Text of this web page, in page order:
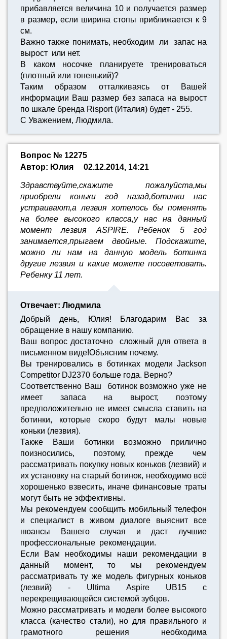
прибавляется величина 10 и получается размер
в размер, если ширина стопы приближается к 9
см.
Важно также понимать, необходим ли запас на
вырост или нет.
В каком носочке планируете тренироваться
(плотный или тоненький)?
Таким образом отталкиваясь от Вашей
информации Ваш размер без запаса на вырост
по шкале бренда Risport (Италия) будет - 255.
С Уважением, Людмила.
Вопрос № 12275
Автор: Юлия
02.12.2014, 14:21
Здравствуйте,скажите пожалуйста,мы
приобрели коньки год назад,ботинки нас
устраивают,а лезвия хотелось бы поменять
на более высокого класса,у нас на данный
момент лезвия ASPIRE. Ребенок 5 год
занимается,прыгаем двойные. Подскажите,
можно ли нам на данную модель ботинка
другие лезвия и какие можете посоветовать.
Ребенку 11 лет.
Отвечает: Людмила
Добрый день, Юлия! Благодарим Вас за
обращение в нашу компанию.
Ваш вопрос достаточно сложный для ответа в
письменном виде!Объясним почему.
Вы тренировались в ботинках модели Jackson
Competitor DJ2370 больше года. Верно?
Соответственно Ваш ботинок возможно уже не
имеет запаса на вырост, поэтому
предположительно не имеет смысла ставить на
ботинки, которые скоро будут малы новые
коньки (лезвия).
Также Ваши ботинки возможно прилично
поизносились, поэтому, прежде чем
рассматривать покупку новых коньков (лезвий) и
их установку на старый ботинок, необходимо всё
хорошенько взвесить, иначе финансовые траты
могут быть не эффективны.
Мы рекомендуем сообщить мобильный телефон
и специалист в живом диалоге выяснит все
нюансы Вашего случая и даст лучшие
профессиональные рекомендации.
Если Вам необходимы наши рекомендации в
данный момент, то мы рекомендуем
рассматривать ту же модель фигурных коньков
(лезвий) - Ultima Aspire UB15 с
перекрещивающейся системой зубцов.
Можно рассматривать и модели более высокого
класса (качество стали), но для правильного и
грамотного решения необходима